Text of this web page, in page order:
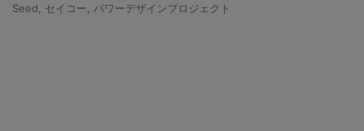
Seed
セイコー パワーデザインプロジェクト